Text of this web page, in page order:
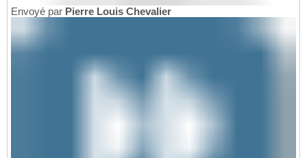
Envoyé par Pierre Louis Chevalier